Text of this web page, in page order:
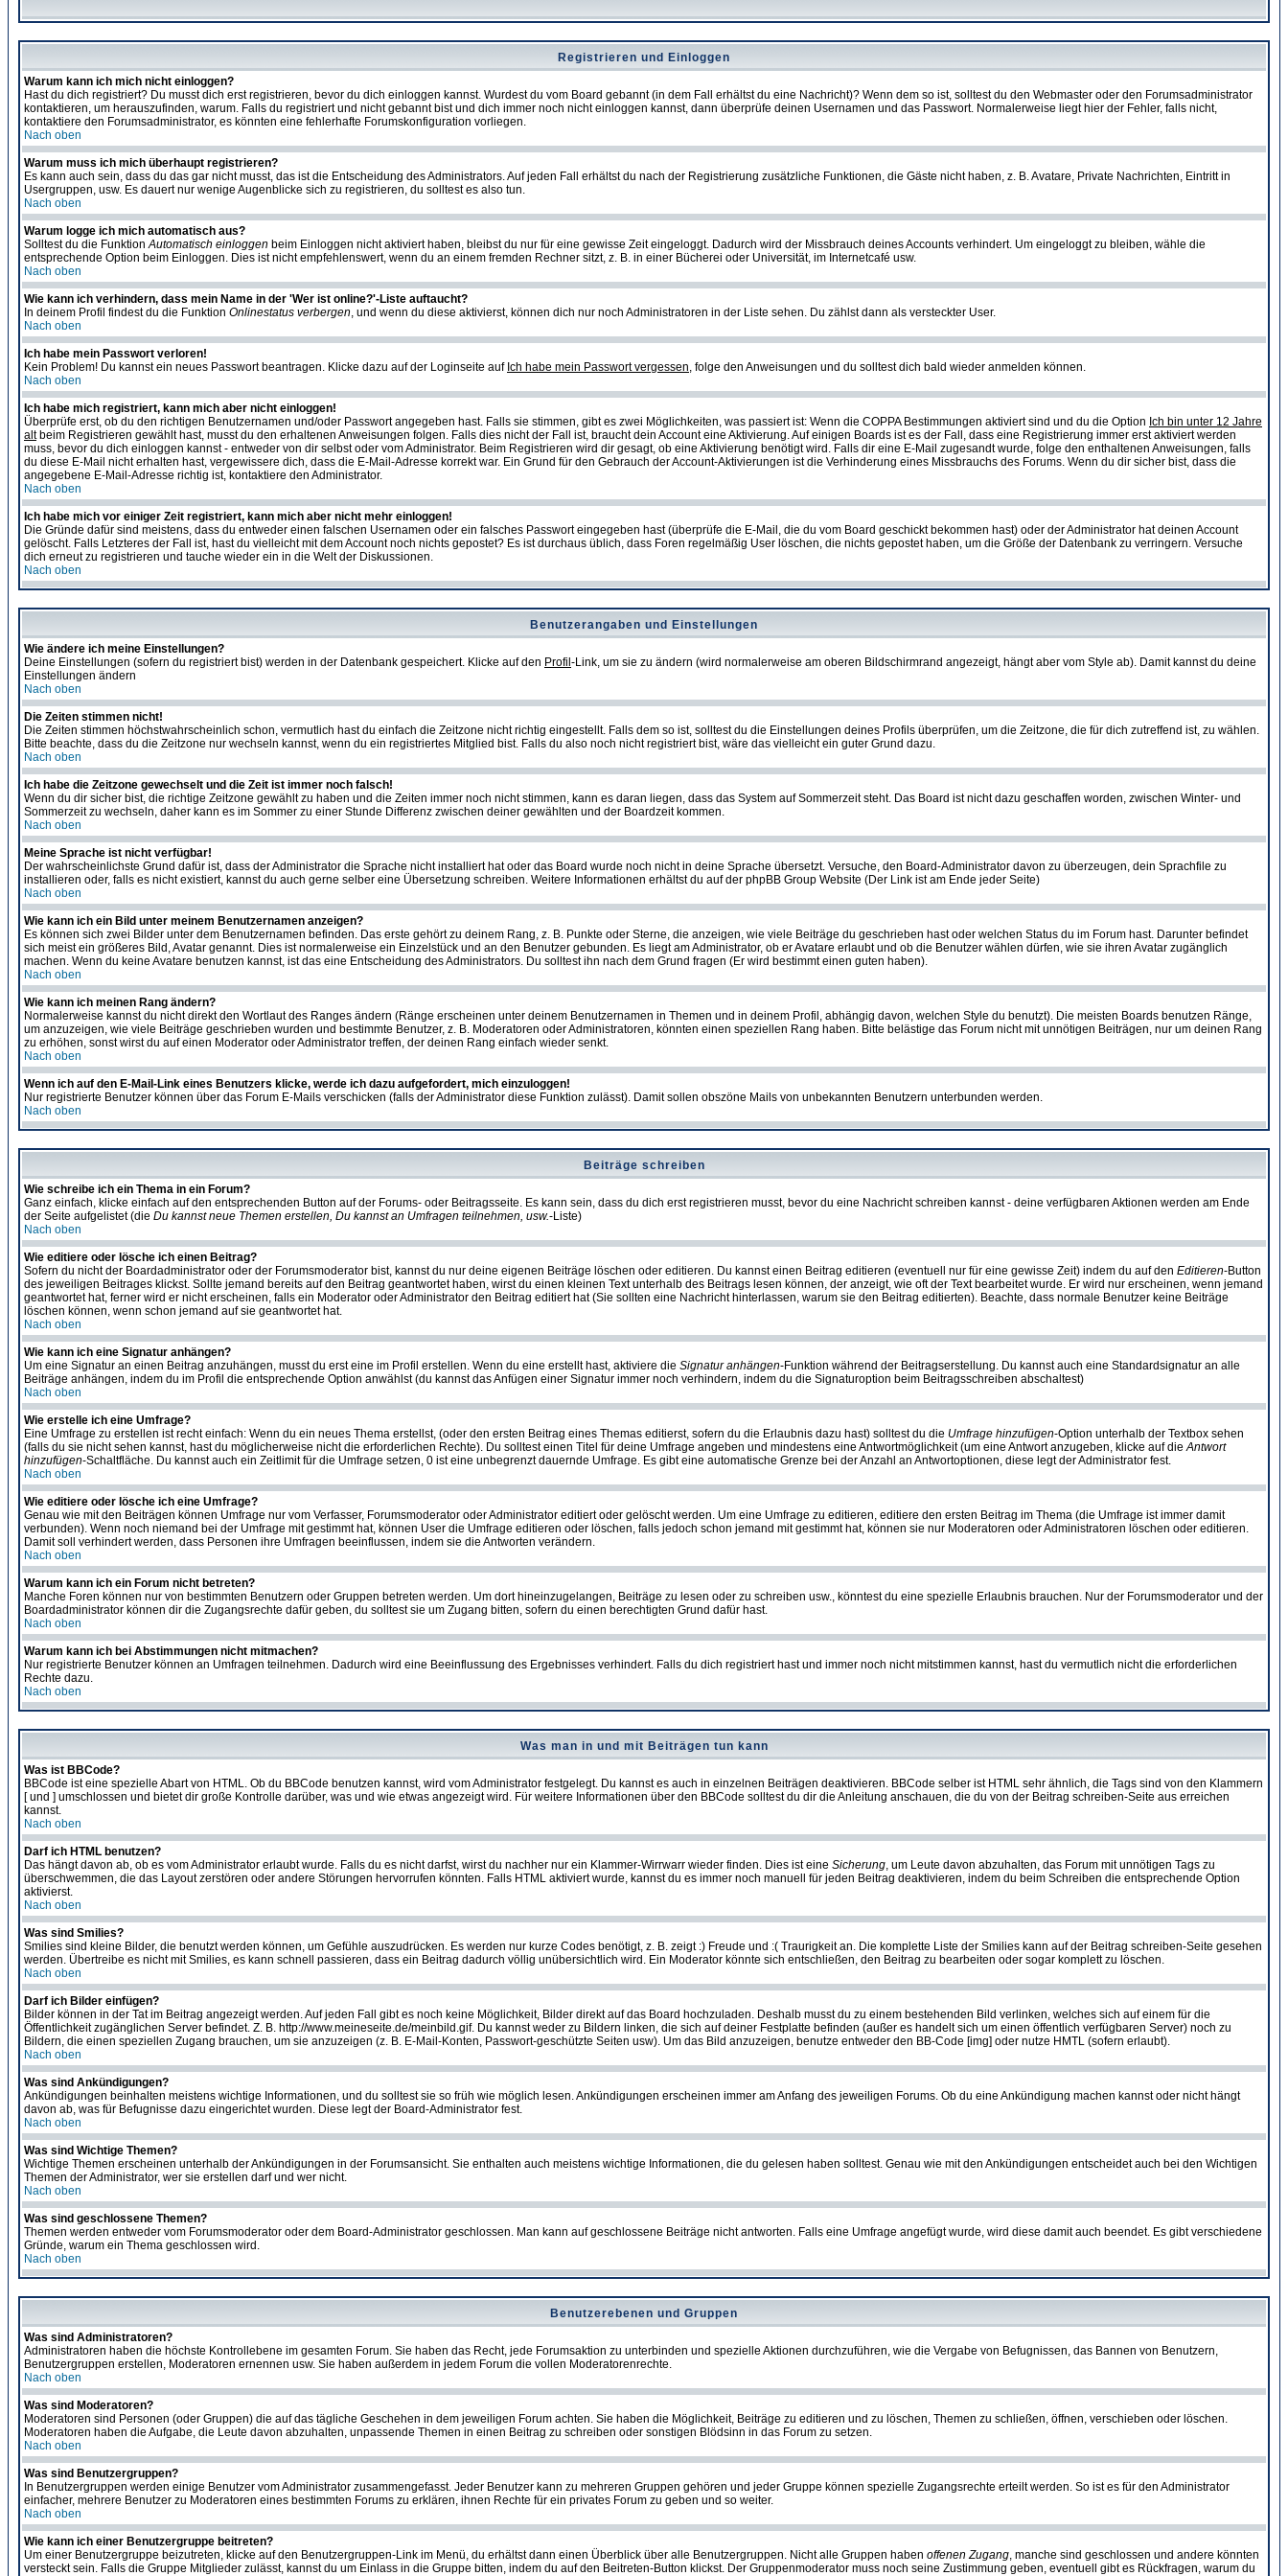
Registrieren und Einloggen
Warum kann ich mich nicht einloggen?
Hast du dich registriert? Du musst dich erst registrieren, bevor du dich einloggen kannst. Wurdest du vom Board gebannt (in dem Fall erhältst du eine Nachricht)? Wenn dem so ist, solltest du den Webmaster oder den Forumsadministrator
kontaktieren, um herauszufinden, warum. Falls du registriert und nicht gebannt bist und dich immer noch nicht einloggen kannst, dann überprüfe deinen Usernamen und das Passwort. Normalerweise liegt hier der Fehler, falls nicht,
kontaktiere den Forumsadministrator, es könnten eine fehlerhafte Forumskonfiguration vorliegen.
Nach oben
Warum muss ich mich überhaupt registrieren?
Es kann auch sein, dass du das gar nicht musst, das ist die Entscheidung des Administrators. Auf jeden Fall erhältst du nach der Registrierung zusätzliche Funktionen, die Gäste nicht haben, z. B. Avatare, Private Nachrichten, Eintritt in
Usergruppen, usw. Es dauert nur wenige Augenblicke sich zu registrieren, du solltest es also tun.
Nach oben
Warum logge ich mich automatisch aus?
Solltest du die FunktionAutomatisch einloggen beim Einloggen nicht aktiviert haben, bleibst du nur für eine gewisse Zeit eingeloggt. Dadurch wird der Missbrauch deines Accounts verhindert. Um eingeloggt zu bleiben, wähle die
entsprechende Option beim Einloggen. Dies ist nicht empfehlenswert, wenn du an einem fremden Rechner sitzt, z. B. in einer Bücherei oder Universität, im Internetcafé usw.
Nach oben
Wie kann ich verhindern, dass mein Name in der 'Wer ist online?'-Liste auftaucht?
In deinem Profil findest du die Funktion Onlinestatus verbergen, und wenn du diese aktivierst, können dich nur noch Administratoren in der Liste sehen. Du zählst dann als versteckter User.
Nach oben
Ich habe mein Passwort verloren!
Kein Problem! Du kannst ein neues Passwort beantragen. Klicke dazu auf der Loginseite auf Ich habe mein Passwort vergessen, folge den Anweisungen und du solltest dich bald wieder anmelden können.
Nach oben
Ich habe mich registriert, kann mich aber nicht einloggen!
Überprüfe erst, ob du den richtigen Benutzernamen und/oder Passwort angegeben hast. Falls sie stimmen, gibt es zwei Möglichkeiten, was passiert ist: Wenn die COPPA Bestimmungen aktiviert sind und du die Option Ich bin unter 12 Jahre
altbeim Registrieren gewählt hast, musst du den erhaltenen Anweisungen folgen. Falls dies nicht der Fall ist, braucht dein Account eine Aktivierung. Auf einigen Boards ist es der Fall, dass eine Registrierung immer erst aktiviert werden
muss, bevor du dich einloggen kannst - entweder von dir selbst oder vom Administrator. Beim Registrieren wird dir gesagt, ob eine Aktivierung benötigt wird. Falls dir eine E-Mail zugesandt wurde, folge den enthaltenen Anweisungen, falls
du diese E-Mail nicht erhalten hast, vergewissere dich, dass die E-Mail-Adresse korrekt war. Ein Grund für den Gebrauch der Account-Aktivierungen ist die Verhinderung eines Missbrauchs des Forums. Wenn du dir sicher bist, dass die
angegebene E-Mail-Adresse richtig ist, kontaktiere den Administrator.
Nach oben
Ich habe mich vor einiger Zeit registriert, kann mich aber nicht mehr einloggen!
Die Gründe dafür sind meistens, dass du entweder einen falschen Usernamen oder ein falsches Passwort eingegeben hast (überprüfe die E-Mail, die du vom Board geschickt bekommen hast) oder der Administrator hat deinen Account
gelöscht. Falls Letzteres der Fall ist, hast du vielleicht mit dem Account noch nichts gepostet? Es ist durchaus üblich, dass Foren regelmäßig User löschen, die nichts gepostet haben, um die Größe der Datenbank zu verringern. Versuche
dich erneut zu registrieren und tauche wieder ein in die Welt der Diskussionen.
Nach oben
Benutzerangaben und Einstellungen
Wie ändere ich meine Einstellungen?
Deine Einstellungen (sofern du registriert bist) werden in der Datenbank gespeichert. Klicke auf den Profil -Link, um sie zu ändern (wird normalerweise am oberen Bildschirmrand angezeigt, hängt aber vom Style ab). Damit kannst du deine
Einstellungen ändern
Nach oben
Die Zeiten stimmen nicht!
Die Zeiten stimmen höchstwahrscheinlich schon, vermutlich hast du einfach die Zeitzone nicht richtig eingestellt. Falls dem so ist, solltest du die Einstellungen deines Profils überprüfen, um die Zeitzone, die für dich zutreffend ist, zu wählen.
Bitte beachte, dass du die Zeitzone nur wechseln kannst, wenn du ein registriertes Mitglied bist. Falls du also noch nicht registriert bist, wäre das vielleicht ein guter Grund dazu.
Nach oben
Ich habe die Zeitzone gewechselt und die Zeit ist immer noch falsch!
Wenn du dir sicher bist, die richtige Zeitzone gewählt zu haben und die Zeiten immer noch nicht stimmen, kann es daran liegen, dass das System auf Sommerzeit steht. Das Board ist nicht dazu geschaffen worden, zwischen Winter- und
Sommerzeit zu wechseln, daher kann es im Sommer zu einer Stunde Differenz zwischen deiner gewählten und der Boardzeit kommen.
Nach oben
Meine Sprache ist nicht verfügbar!
Der wahrscheinlichste Grund dafür ist, dass der Administrator die Sprache nicht installiert hat oder das Board wurde noch nicht in deine Sprache übersetzt. Versuche, den Board-Administrator davon zu überzeugen, dein Sprachfile zu
installieren oder, falls es nicht existiert, kannst du auch gerne selber eine Übersetzung schreiben. Weitere Informationen erhältst du auf der phpBB Group Website (Der Link ist am Ende jeder Seite)
Nach oben
Wie kann ich ein Bild unter meinem Benutzernamen anzeigen?
Es können sich zwei Bilder unter dem Benutzernamen befinden. Das erste gehört zu deinem Rang, z. B. Punkte oder Sterne, die anzeigen, wie viele Beiträge du geschrieben hast oder welchen Status du im Forum hast. Darunter befindet
sich meist ein größeres Bild, Avatar genannt. Dies ist normalerweise ein Einzelstück und an den Benutzer gebunden. Es liegt am Administrator, ob er Avatare erlaubt und ob die Benutzer wählen dürfen, wie sie ihren Avatar zugänglich
machen. Wenn du keine Avatare benutzen kannst, ist das eine Entscheidung des Administrators. Du solltest ihn nach dem Grund fragen (Er wird bestimmt einen guten haben).
Nach oben
Wie kann ich meinen Rang ändern?
Normalerweise kannst du nicht direkt den Wortlaut des Ranges ändern (Ränge erscheinen unter deinem Benutzernamen in Themen und in deinem Profil, abhängig davon, welchen Style du benutzt). Die meisten Boards benutzen Ränge,
um anzuzeigen, wie viele Beiträge geschrieben wurden und bestimmte Benutzer, z. B. Moderatoren oder Administratoren, könnten einen speziellen Rang haben. Bitte belästige das Forum nicht mit unnötigen Beiträgen, nur um deinen Rang
zu erhöhen, sonst wirst du auf einen Moderator oder Administrator treffen, der deinen Rang einfach wieder senkt.
Nach oben
Wenn ich auf den E-Mail-Link eines Benutzers klicke, werde ich dazu aufgefordert, mich einzuloggen!
Nur registrierte Benutzer können über das Forum E-Mails verschicken (falls der Administrator diese Funktion zulässt). Damit sollen obszöne Mails von unbekannten Benutzern unterbunden werden.
Nach oben
Beiträge schreiben
Wie schreibe ich ein Thema in ein Forum?
Ganz einfach, klicke einfach auf den entsprechenden Button auf der Forums- oder Beitragsseite. Es kann sein, dass du dich erst registrieren musst, bevor du eine Nachricht schreiben kannst - deine verfügbaren Aktionen werden am Ende
der Seite aufgelistet (die Du kannst neue Themen erstellen, Du kannst an Umfragen teilnehmen, usw.-Liste)
Nach oben
Wie editiere oder lösche ich einen Beitrag?
Sofern du nicht der Boardadministrator oder der Forumsmoderator bist, kannst du nur deine eigenen Beiträge löschen oder editieren. Du kannst einen Beitrag editieren (eventuell nur für eine gewisse Zeit) indem du auf den Editieren-Button
des jeweiligen Beitrages klickst. Sollte jemand bereits auf den Beitrag geantwortet haben, wirst du einen kleinen Text unterhalb des Beitrags lesen können, der anzeigt, wie oft der Text bearbeitet wurde. Er wird nur erscheinen, wenn jemand
geantwortet hat, ferner wird er nicht erscheinen, falls ein Moderator oder Administrator den Beitrag editiert hat (Sie sollten eine Nachricht hinterlassen, warum sie den Beitrag editierten). Beachte, dass normale Benutzer keine Beiträge
löschen können, wenn schon jemand auf sie geantwortet hat.
Nach oben
Wie kann ich eine Signatur anhängen?
Um eine Signatur an einen Beitrag anzuhängen, musst du erst eine im Profil erstellen. Wenn du eine erstellt hast, aktiviere die Signatur anhängen-Funktion während der Beitragserstellung. Du kannst auch eine Standardsignatur an alle
Beiträge anhängen, indem du im Profil die entsprechende Option anwählst (du kannst das Anfügen einer Signatur immer noch verhindern, indem du die Signaturoption beim Beitragsschreiben abschaltest)
Nach oben
Wie erstelle ich eine Umfrage?
Eine Umfrage zu erstellen ist recht einfach: Wenn du ein neues Thema erstellst, (oder den ersten Beitrag eines Themas editierst, sofern du die Erlaubnis dazu hast) solltest du die Umfrage hinzufügen-Option unterhalb der Textbox sehen
(falls du sie nicht sehen kannst, hast du möglicherweise nicht die erforderlichen Rechte). Du solltest einen Titel für deine Umfrage angeben und mindestens eine Antwortmöglichkeit (um eine Antwort anzugeben, klicke auf dieAntwort
hinzufügen-Schaltfläche. Du kannst auch ein Zeitlimit für die Umfrage setzen, 0 ist eine unbegrenzt dauernde Umfrage. Es gibt eine automatische Grenze bei der Anzahl an Antwortoptionen, diese legt der Administrator fest.
Nach oben
Wie editiere oder lösche ich eine Umfrage?
Genau wie mit den Beiträgen können Umfrage nur vom Verfasser, Forumsmoderator oder Administrator editiert oder gelöscht werden. Um eine Umfrage zu editieren, editiere den ersten Beitrag im Thema (die Umfrage ist immer damit
verbunden). Wenn noch niemand bei der Umfrage mit gestimmt hat, können User die Umfrage editieren oder löschen, falls jedoch schon jemand mit gestimmt hat, können sie nur Moderatoren oder Administratoren löschen oder editieren.
Damit soll verhindert werden, dass Personen ihre Umfragen beeinflussen, indem sie die Antworten verändern.
Nach oben
Warum kann ich ein Forum nicht betreten?
Manche Foren können nur von bestimmten Benutzern oder Gruppen betreten werden. Um dort hineinzugelangen, Beiträge zu lesen oder zu schreiben usw., könntest du eine spezielle Erlaubnis brauchen. Nur der Forumsmoderator und der
Boardadministrator können dir die Zugangsrechte dafür geben, du solltest sie um Zugang bitten, sofern du einen berechtigten Grund dafür hast.
Nach oben
Warum kann ich bei Abstimmungen nicht mitmachen?
Nur registrierte Benutzer können an Umfragen teilnehmen. Dadurch wird eine Beeinflussung des Ergebnisses verhindert. Falls du dich registriert hast und immer noch nicht mitstimmen kannst, hast du vermutlich nicht die erforderlichen
Rechte dazu.
Nach oben
Was man in und mit Beiträgen tun kann
Was ist BBCode?
BBCode ist eine spezielle Abart von HTML. Ob du BBCode benutzen kannst, wird vom Administrator festgelegt. Du kannst es auch in einzelnen Beiträgen deaktivieren. BBCode selber ist HTML sehr ähnlich, die Tags sind von den Klammern
[ und ] umschlossen und bietet dir große Kontrolle darüber, was und wie etwas angezeigt wird. Für weitere Informationen über den BBCode solltest du dir die Anleitung anschauen, die du von der Beitrag schreiben-Seite aus erreichen
kannst.
Nach oben
Darf ich HTML benutzen?
Das hängt davon ab, ob es vom Administrator erlaubt wurde. Falls du es nicht darfst, wirst du nachher nur ein Klammer-Wirrwarr wieder finden. Dies ist eine Sicherung, um Leute davon abzuhalten, das Forum mit unnötigen Tags zu
überschwemmen, die das Layout zerstören oder andere Störungen hervorrufen könnten. Falls HTML aktiviert wurde, kannst du es immer noch manuell für jeden Beitrag deaktivieren, indem du beim Schreiben die entsprechende Option
aktivierst.
Nach oben
Was sind Smilies?
Smilies sind kleine Bilder, die benutzt werden können, um Gefühle auszudrücken. Es werden nur kurze Codes benötigt, z. B. zeigt :) Freude und :( Traurigkeit an. Die komplette Liste der Smilies kann auf der Beitrag schreiben-Seite gesehen
werden. Übertreibe es nicht mit Smilies, es kann schnell passieren, dass ein Beitrag dadurch völlig unübersichtlich wird. Ein Moderator könnte sich entschließen, den Beitrag zu bearbeiten oder sogar komplett zu löschen.
Nach oben
Darf ich Bilder einfügen?
Bilder können in der Tat im Beitrag angezeigt werden. Auf jeden Fall gibt es noch keine Möglichkeit, Bilder direkt auf das Board hochzuladen. Deshalb musst du zu einem bestehenden Bild verlinken, welches sich auf einem für die
Öffentlichkeit zugänglichen Server befindet. Z. B. http://www.meineseite.de/meinbild.gif. Du kannst weder zu Bildern linken, die sich auf deiner Festplatte befinden (außer es handelt sich um einen öffentlich verfügbaren Server) noch zu
Bildern, die einen speziellen Zugang brauchen, um sie anzuzeigen (z. B. E-Mail-Konten, Passwort-geschützte Seiten usw). Um das Bild anzuzeigen, benutze entweder den BB-Code [img] oder nutze HMTL (sofern erlaubt).
Nach oben
Was sind Ankündigungen?
Ankündigungen beinhalten meistens wichtige Informationen, und du solltest sie so früh wie möglich lesen. Ankündigungen erscheinen immer am Anfang des jeweiligen Forums. Ob du eine Ankündigung machen kannst oder nicht hängt
davon ab, was für Befugnisse dazu eingerichtet wurden. Diese legt der Board-Administrator fest.
Nach oben
Was sind Wichtige Themen?
Wichtige Themen erscheinen unterhalb der Ankündigungen in der Forumsansicht. Sie enthalten auch meistens wichtige Informationen, die du gelesen haben solltest. Genau wie mit den Ankündigungen entscheidet auch bei den Wichtigen
Themen der Administrator, wer sie erstellen darf und wer nicht.
Nach oben
Was sind geschlossene Themen?
Themen werden entweder vom Forumsmoderator oder dem Board-Administrator geschlossen. Man kann auf geschlossene Beiträge nicht antworten. Falls eine Umfrage angefügt wurde, wird diese damit auch beendet. Es gibt verschiedene
Gründe, warum ein Thema geschlossen wird.
Nach oben
Benutzerebenen und Gruppen
Was sind Administratoren?
Administratoren haben die höchste Kontrollebene im gesamten Forum. Sie haben das Recht, jede Forumsaktion zu unterbinden und spezielle Aktionen durchzuführen, wie die Vergabe von Befugnissen, das Bannen von Benutzern,
Benutzergruppen erstellen, Moderatoren ernennen usw. Sie haben außerdem in jedem Forum die vollen Moderatorenrechte.
Nach oben
Was sind Moderatoren?
Moderatoren sind Personen (oder Gruppen) die auf das tägliche Geschehen in dem jeweiligen Forum achten. Sie haben die Möglichkeit, Beiträge zu editieren und zu löschen, Themen zu schließen, öffnen, verschieben oder löschen.
Moderatoren haben die Aufgabe, die Leute davon abzuhalten, unpassende Themen in einen Beitrag zu schreiben oder sonstigen Blödsinn in das Forum zu setzen.
Nach oben
Was sind Benutzergruppen?
In Benutzergruppen werden einige Benutzer vom Administrator zusammengefasst. Jeder Benutzer kann zu mehreren Gruppen gehören und jeder Gruppe können spezielle Zugangsrechte erteilt werden. So ist es für den Administrator
einfacher, mehrere Benutzer zu Moderatoren eines bestimmten Forums zu erklären, ihnen Rechte für ein privates Forum zu geben und so weiter.
Nach oben
Wie kann ich einer Benutzergruppe beitreten?
Um einer Benutzergruppe beizutreten, klicke auf den Benutzergruppen-Link im Menü, du erhältst dann einen Überblick über alle Benutzergruppen. Nicht alle Gruppen haben offenen Zugang, manche sind geschlossen und andere könnten
versteckt sein. Falls die Gruppe Mitglieder zulässt, kannst du um Einlass in die Gruppe bitten, indem du auf den Beitreten-Button klickst. Der Gruppenmoderator muss noch seine Zustimmung geben, eventuell gibt es Rückfragen, warum du